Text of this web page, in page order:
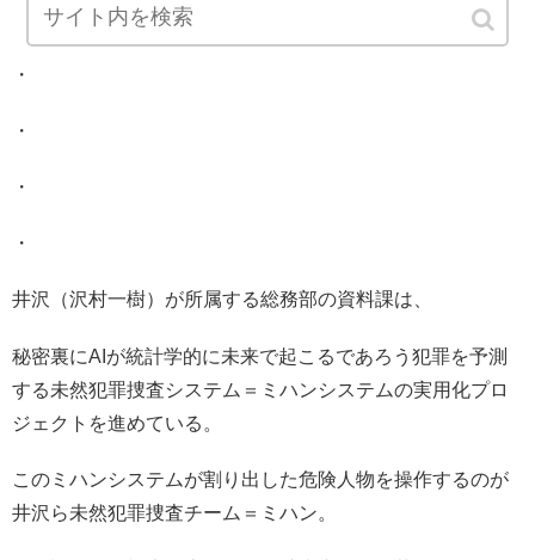
・
・
・
・
井沢（沢村一樹）が所属する総務部の資料課は、
秘密裏にAIが統計学的に未来で起こるであろう犯罪を予測
する未然犯罪捜査システム＝ミハンシステムの実用化プロ
ジェクトを進めている。
このミハンシステムが割り出した危険人物を操作するのが
井沢ら未然犯罪捜査チーム＝ミハン。